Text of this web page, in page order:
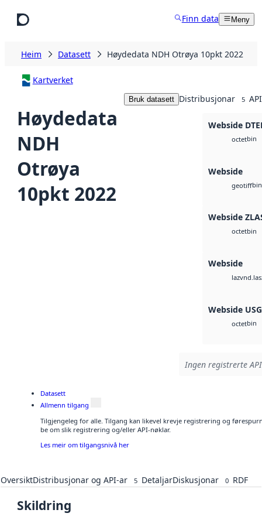
Finn data Meny
Heim Datasett Høydedata NDH Otrøya 10pkt 2022
Kartverket
Høydedata
NDH
Otrøya
10pkt 2022
Bruk datasett Distribusjonar 5
Webside
octetbin
Webside
geotiffbin
Webside
octetbin
Webside
laz
Webside
octetbin
Ingen registrerte
Datasett
Allmenn tilgang
Tilgjengeleg for alle. Tilgang kan likevel krevje registrering og
be om slik registrering og/eller API-nøklar.
Les meir om tilgangsnivå her
OversiktDistribusjonar og API-ar 5 DetaljarDiskusjonar 0 RDF
Skildring